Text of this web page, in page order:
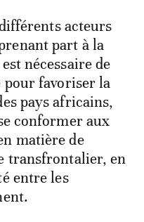
acteurs
part à la
nécessaire de
favoriser la
pays africains,
conformer aux
matière de
transfrontalier, en
entre les